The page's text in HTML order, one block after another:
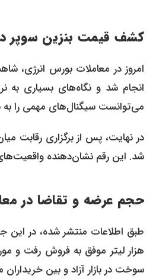
کشف قیمت بنزین سوپر
انجام شد و نگاه‌های بسیاری به
می‌توانست سیگنال‌های مهمی را به
شد. این رقم نشان‌دهنده
حجم عرضه و تقاضا در
سوخت در بازار آزاد و بین